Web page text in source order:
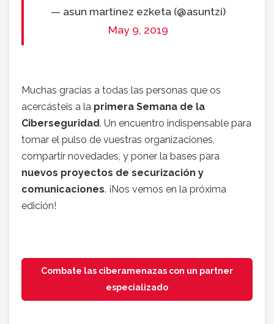
— asun martinez ezketa (@asuntzi)
May 9, 2019
Muchas gracias a todas las personas que os
acercásteis a la primera Semana de la
Ciberseguridad. Un encuentro indispensable para
tomar el pulso de vuestras organizaciones,
compartir novedades, y poner la bases para
nuevos proyectos de securización y
comunicaciones. ¡Nos vemos en la próxima
edición!
Combate las ciberamenazas con un partner
especializado